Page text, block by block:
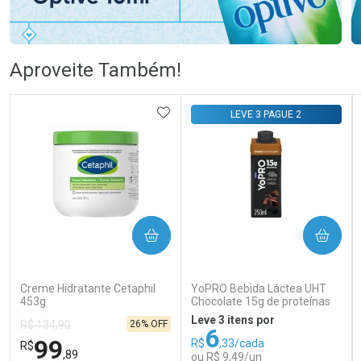
Comprar sem Desconto
Comprar sem Desconto
Comprar sem Desconto
Por R$ 55,85/cada
Comprar sem Desconto
Por R$ 55,85/cada
Aproveite Também!
Creme Hidratante Cetaphil
453g
R$ 134,90
R$99,89
26% OFF
ADICIONAR AOS FAVORITOS
COMPRAR
YoPRO Bebida Láctea UHT
Chocolate 15g de proteínas
250ml
LEVE 3 PAGUE 2
Leve 3 itens por
R$6,33/cada
ou R$ 9,49/un
COMPRAR